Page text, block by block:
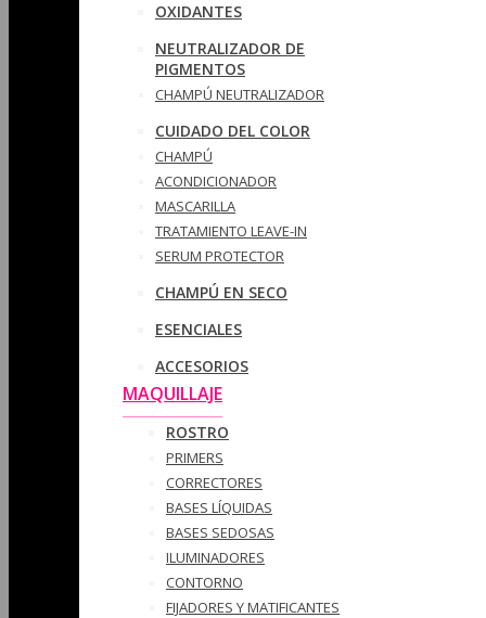
OXIDANTES
NEUTRALIZADOR DE
PIGMENTOS
CHAMPÚ NEUTRALIZADOR
CUIDADO DEL COLOR
CHAMPÚ
ACONDICIONADOR
MASCARILLA
TRATAMIENTO LEAVE-IN
SERUM PROTECTOR
CHAMPÚ EN SECO
ESENCIALES
ACCESORIOS
MAQUILLAJE
ROSTRO
PRIMERS
CORRECTORES
BASES LÍQUIDAS
BASES SEDOSAS
ILUMINADORES
CONTORNO
FIJADORES Y MATIFICANTES